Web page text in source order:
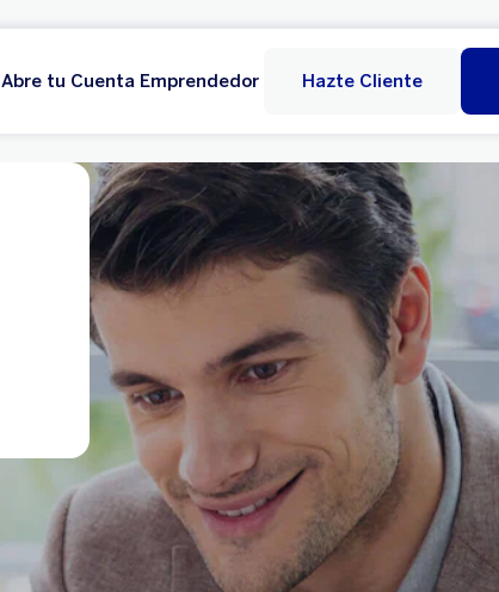
Abre tu Cuenta Emprendedor Hazte Cliente